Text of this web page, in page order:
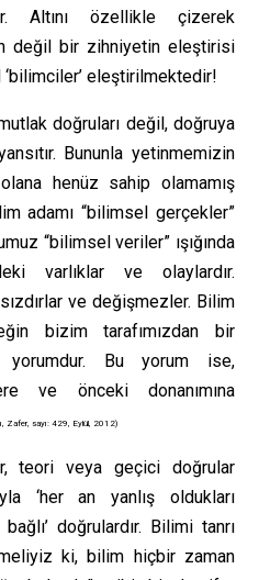
Altını özellikle çizerek
değil bir zihniyetin eleştirisi
eleştirilmektedir!
doğruları değil, doğruya
Bununla yetinmemizin
henüz sahip olamamış
adamı “bilimsel gerçekler”
“bilimsel veriler” ışığında
varlıklar ve olaylardır.
ve değişmezler. Bilim
bizim tarafımızdan bir
yorumdur. Bu yorum ise,
ve önceki donanımına
Zafer, sayı: 429, Eylül, 2012)
teori veya geçici doğrular
‘her an yanlış oldukları
doğrulardır. Bilimi tanrı
ki, bilim hiçbir zaman